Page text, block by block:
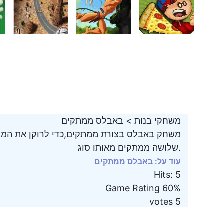
משחקי בנות > באבלס ממתקים
משחק באבלס בצורת ממתקים,כדי לרוקן את
שלושה ממתקים מאותו סוג.
עוד על: באבלס ממתקים
Hits: 5
Game Rating 60%
votes 5